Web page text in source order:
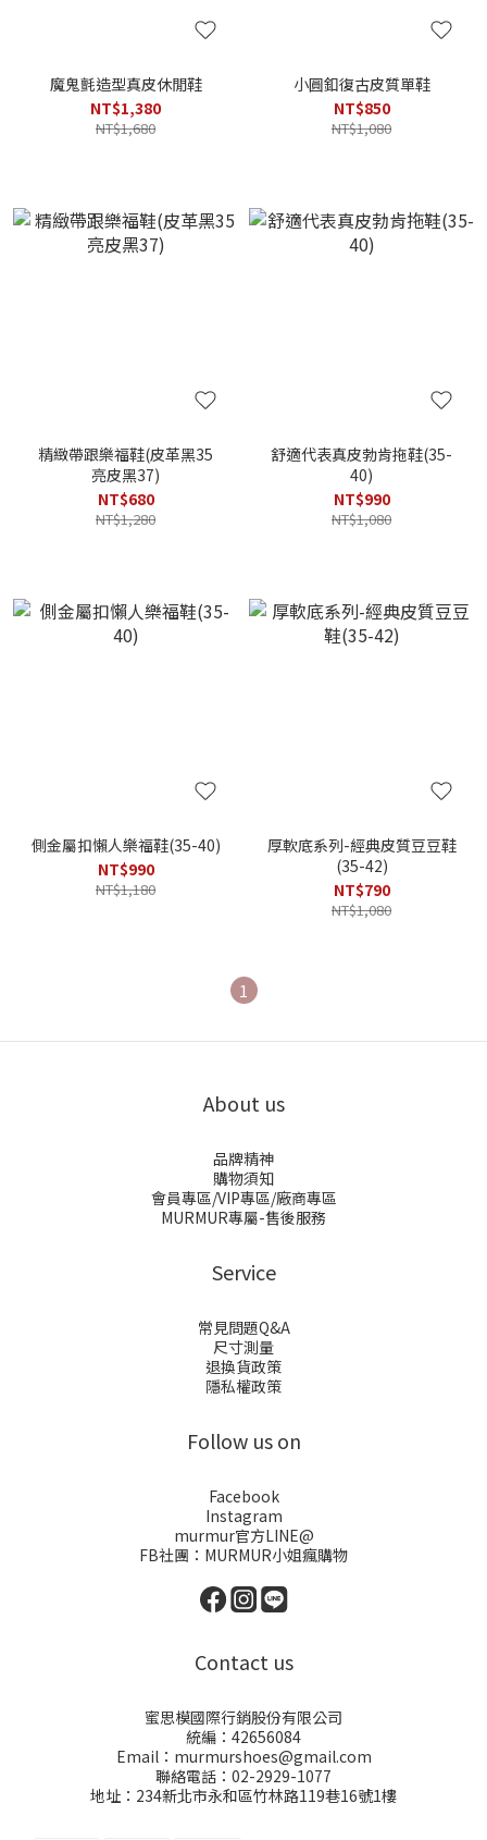
魔鬼氈造型真皮休閒鞋
NT$1,380
NT$1,680
小圓釦復古皮質單鞋
NT$850
NT$1,080
精緻帶跟樂福鞋(皮革黑35
亮皮黑37)
NT$680
NT$1,280
舒適代表真皮勃肯拖鞋(35-
40)
NT$990
NT$1,080
側金屬扣懶人樂福鞋(35-40)
NT$990
NT$1,180
厚軟底系列-經典皮質豆豆鞋
(35-42)
NT$790
NT$1,080
1
About us
品牌精神
購物須知
會員專區/VIP專區/廠商專區
MURMUR專屬-售後服務
Service
常見問題Q&A
尺寸測量
退換貨政策
隱私權政策
Follow us on
Facebook
Instagram
murmur官方LINE@
FB社團： MURMUR小姐瘋購物
Contact us
蜜思模國際行銷股份有限公司
統編：42656084
Email：murmurshoes@gmail.com
聯絡電話：02-2929-1077
地址：234新北市永和區竹林路119巷16號1樓